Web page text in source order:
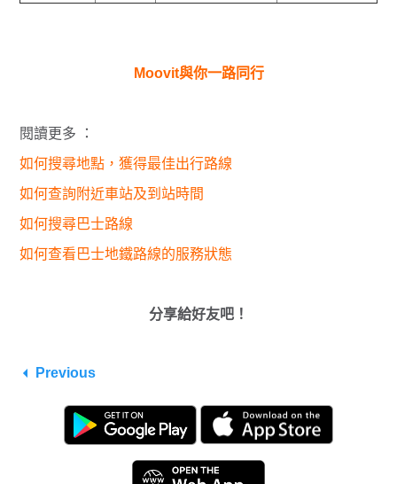
Moovit與你一路同行
閱讀更多 ：
如何搜尋地點，獲得最佳出行路線
如何查詢附近車站及到站時間
如何搜尋巴士路線
如何查看巴士地鐵路線的服務狀態
分享給好友吧！
Previous